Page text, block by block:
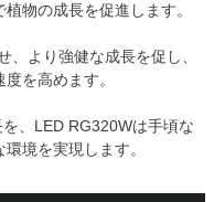
物の成長を促進します。
、より強健な成長を促し、
を高めます。
、LED RG320Wは手頃な
境を実現します。